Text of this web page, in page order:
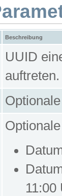
Beschreibung
UUID
11:00